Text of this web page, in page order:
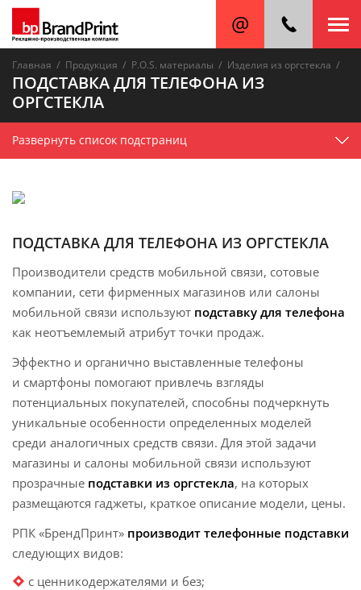
Главная / Продукция / P.O.S. материалы / Изделия из оргстекла /
ПОДСТАВКА ДЛЯ ТЕЛЕФОНА ИЗ
ОРГСТЕКЛА
Развернуть список подстраниц
ПОДСТАВКА ДЛЯ ТЕЛЕФОНА ИЗ ОРГСТЕКЛА
Производители средств мобильной связи, сотовые
компании, сети фирменных магазинов или салоны
мобильной связи используют подставку для телефона
как неотъемлемый атрибут точки продаж.
Эффектно и органично выставленные телефоны
и смартфоны помогают привлечь взгляды
потенциальных покупателей, способны подчеркнуть
уникальные особенности определенных моделей
среди аналогичных средств связи. Для этой задачи
магазины и салоны мобильной связи используют
прозрачные подставки из оргстекла, на которых
размещаются гаджеты, краткое описание модели, цены.
РПК «БрендПринт» производит телефонные подставки
следующих видов:
с ценникодержателями и без;